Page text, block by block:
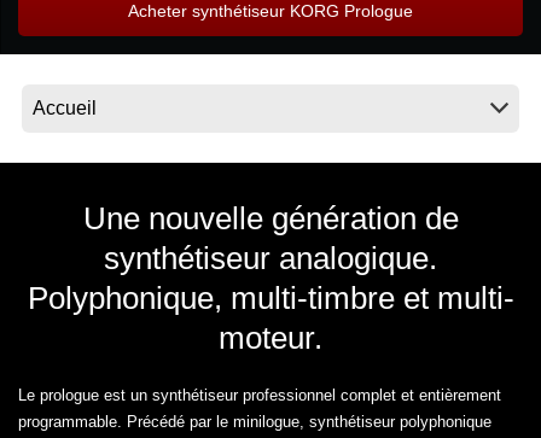
A propos de Korg
Acheter synthétiseur KORG Prologue
Une nouvelle génération de
synthétiseur analogique.
Polyphonique, multi-timbre et multi-
moteur.
Le prologue est un synthétiseur professionnel complet et entièrement
programmable. Précédé par le minilogue, synthétiseur polyphonique